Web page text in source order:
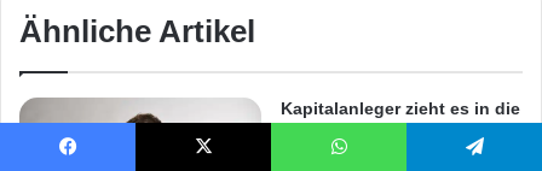
Ähnliche Artikel
Kapitalanleger zieht es in die